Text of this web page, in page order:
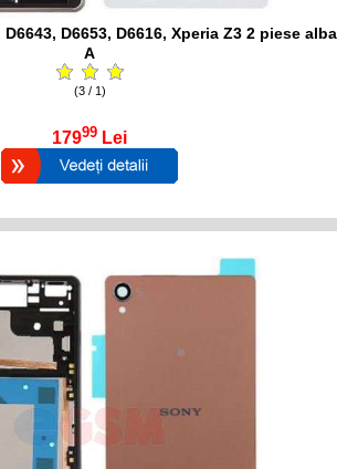
D6653, D6616, Xperia Z3 2 piese alba
A
(3 / 1)
17999 Lei